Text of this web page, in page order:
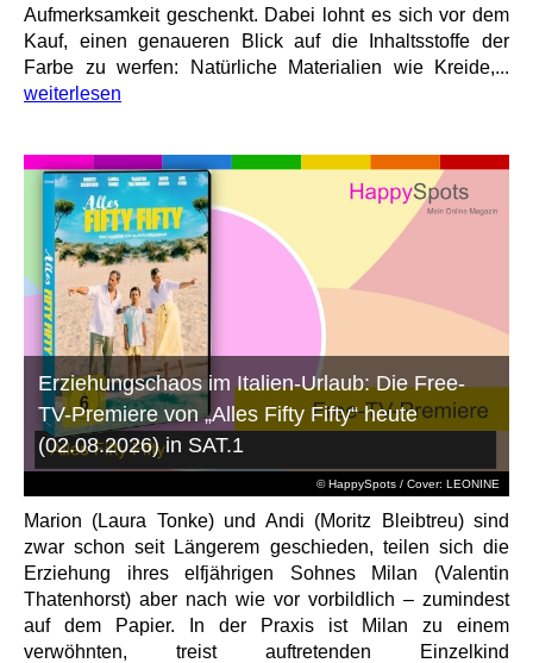
Aufmerksamkeit geschenkt. Dabei lohnt es sich vor dem
Kauf, einen genaueren Blick auf die Inhaltsstoffe der
Farbe zu werfen: Natürliche Materialien wie Kreide,...
weiterlesen
© HappySpots / Cover: LEONINE
Erziehungschaos im Italien-Urlaub: Die Free-
TV-Premiere von „Alles Fifty Fifty“ heute
(02.08.2026) in SAT.1
Marion (Laura Tonke) und Andi (Moritz Bleibtreu) sind
zwar schon seit Längerem geschieden, teilen sich die
Erziehung ihres elfjährigen Sohnes Milan (Valentin
Thatenhorst) aber nach wie vor vorbildlich – zumindest
auf dem Papier. In der Praxis ist Milan zu einem
verwöhnten, treist auftretenden Einzelkind